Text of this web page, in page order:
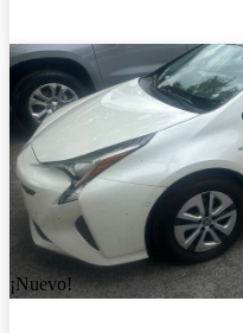
¡Nuevo!